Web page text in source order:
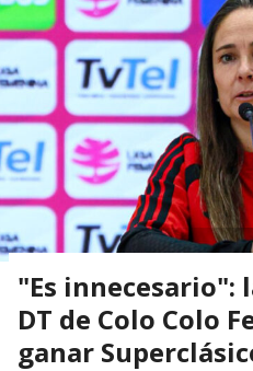
"Es innecesario":
DT de Colo Colo
ganar